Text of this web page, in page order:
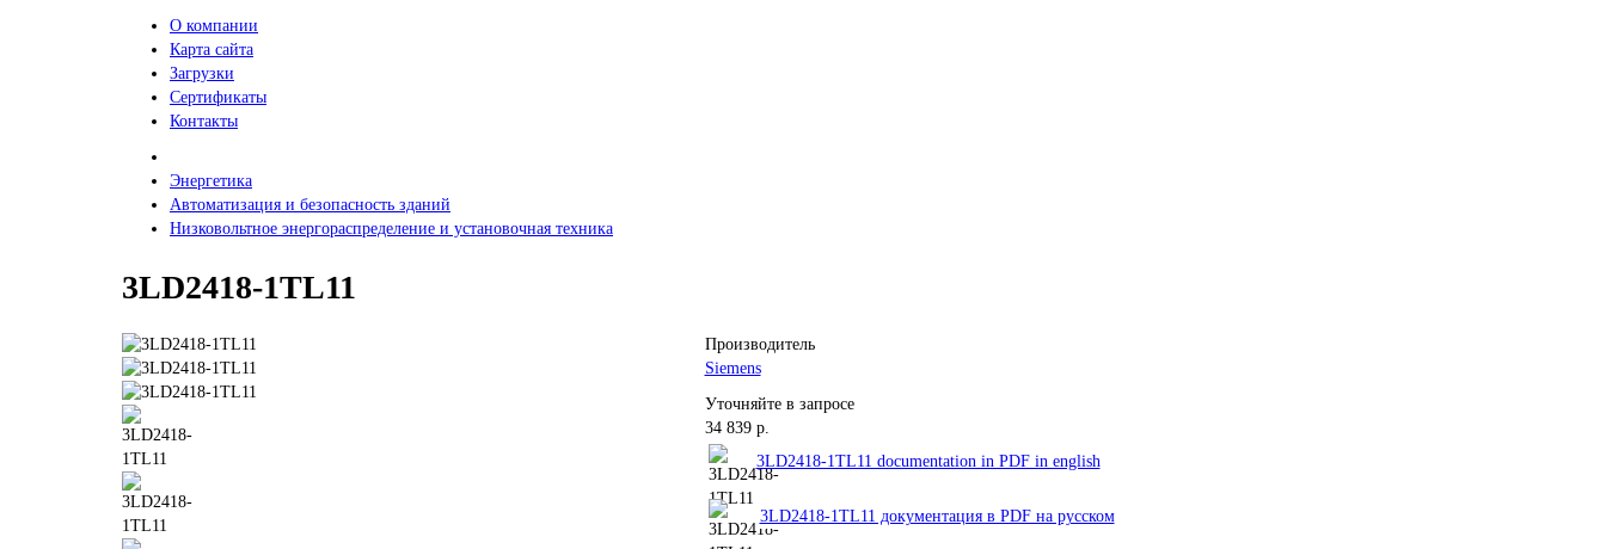
О компании
Карта сайта
Загрузки
Сертификаты
Контакты
Энергетика
Автоматизация и безопасность зданий
Низковольтное энергораспределение и установочная техника
3LD2418-1TL11
Производитель
Siemens
Уточняйте в запросе
34 839 р.
3LD2418-1TL11 documentation in PDF in english
3LD2418-1TL11 документация в PDF на русском